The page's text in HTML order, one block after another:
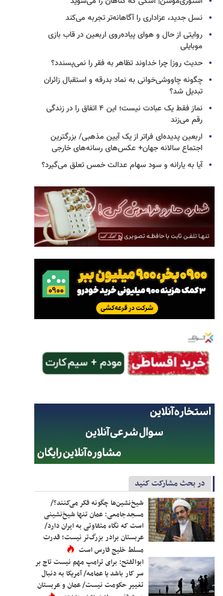
نسل جدید، عزاداری را آگاهانه‌تر تجربه می‌کند
روایتی از حال و هوای پیاده‌روی اربعین در قاب بازی
موبایلی
حدیث روز| چرا خداوند تظاهر به فقر را نمی‌پسندد؟
چگونه چاووشی‌خوانی به نماد بدرقه و استقبال زائران
تبدیل شد؟
نماز فقط یک عبادت نیست؛ این ۴ اتفاق را در زندگی
رقم می‌زند
اربعین پدیده‌ای فراتر از یک آیین مذهبی/ بزرگترین
اجتماع سالانه جهان+ عکس‌های رسانه‌های خارجی
آیا به یارانه و سود سهام عدالت خمس تعلق می‌گیرد؟
در بحث مشارکت کنید
شیخ‌نشین‌ها چگونه فکر می‌کنند؟/
مسجدجامعی: عمان تنها شیخ‌نشینی
است که نگاه متفاوتی به ایران دارد/
عربستان برادر بزرگ‌تر نیست؛ قدرت
مسلط خلیج فارس است
ابوالفتح: برای ترامپ مهم نیست تاج بر
سر کار باشد یا عمامه/ آمریکا به دنبال
تغییر حکومت نیست/ عمان و عربستان